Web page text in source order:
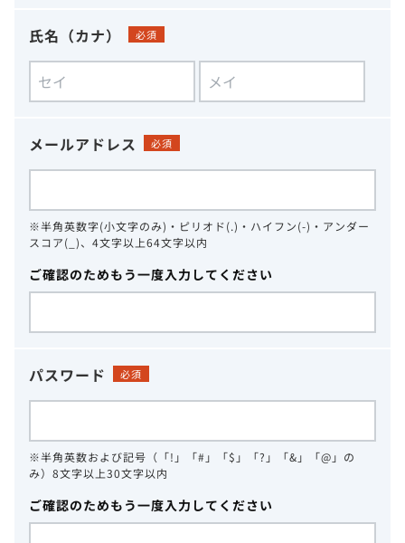
氏名（カナ） 必須
メールアドレス 必須
※半角英数字(小文字のみ)・ピリオド(.)・ハイフン(-)・アンダー
スコア(_)、4文字以上64文字以内
ご確認のためもう一度入力してください
パスワード 必須
※半角英数および記号（「!」「#」「$」「?」「&」「@」の
み）8文字以上30文字以内
ご確認のためもう一度入力してください